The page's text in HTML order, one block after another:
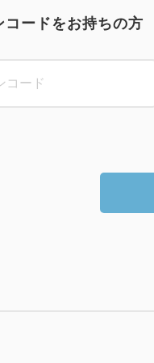
コードをお持ちの方